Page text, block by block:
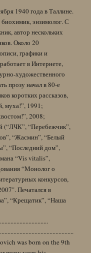
1940 года в Таллине.
энзимолог. С
автор нескольких
Около 20
графики и
в Интернете,
художественного
прозу начал в 80-е
коротких рассказов,
муха!”, 1991;
2008;
(“ЛЧК”, “Перебежчик”,
“Жасмин”, “Белый
“Последний дом”,
“Vis vitalis”,
“Монолог о
конкурсов,
Печатался в
“Крещатик”, “Наша
was born on the 9th